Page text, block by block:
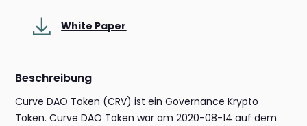
White Paper
Beschreibung
Curve DAO Token (CRV) ist ein Governance Krypto
Token. Curve DAO Token war am 2020-08-14 auf dem